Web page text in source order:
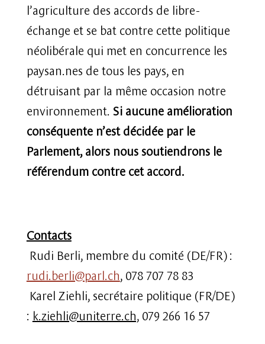
l’agriculture des accords de libre-
échange et se bat contre cette politique
néolibérale qui met en concurrence les
paysan.nes de tous les pays, en
détruisant par la même occasion notre
environnement. Si aucune amélioration
conséquente n’est décidée par le
Parlement, alors nous soutiendrons le
référendum contre cet accord.
Contacts
Rudi Berli, membre du comité (DE/FR) :
rudi.berli@parl.ch, 078 707 78 83
Karel Ziehli, secrétaire politique (FR/DE)
: k.ziehli@uniterre.ch, 079 266 16 57